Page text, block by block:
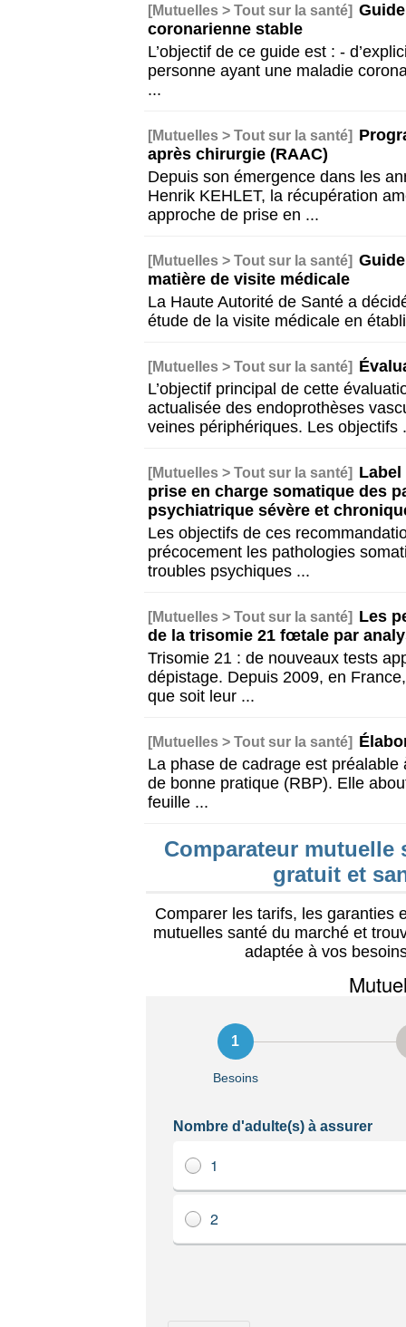
[Mutuelles > Tout sur la santé]
coronarienne stable
L’objectif de ce guide est : -
personne ayant une maladie
...
[Mutuelles > Tout sur la santé]
après chirurgie (RAAC)
Depuis son émergence dans les
Henrik KEHLET, la récupération
approche de prise en ...
[Mutuelles > Tout sur la santé]
matière de visite médicale
La Haute Autorité de Santé a
étude de la visite médicale en
[Mutuelles > Tout sur la santé]
L’objectif principal de cette
actualisée des endoprothèses
veines périphériques. Les objectifs
[Mutuelles > Tout sur la santé] Label
prise en charge somatique des
psychiatrique sévère et
Les objectifs de ces
précocement les pathologies
troubles psychiques ...
[Mutuelles > Tout sur la santé] Les
de la trisomie 21 fœtale par
Trisomie 21 : de nouveaux tests
dépistage. Depuis 2009, en
que soit leur ...
[Mutuelles > Tout sur la santé]
La phase de cadrage est préalable
de bonne pratique (RBP). Elle
feuille ...
Comparateur mutuelle
gratuit et
Comparer les tarifs, les garanties
mutuelles santé du marché et
adaptée à vos